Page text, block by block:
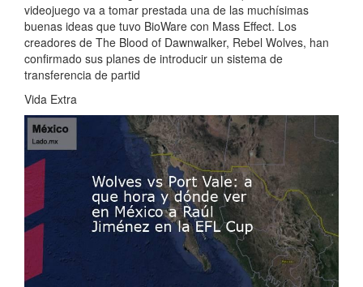
videojuego va a tomar prestada una de las muchísimas
buenas ideas que tuvo BioWare con Mass Effect. Los
creadores de The Blood of Dawnwalker, Rebel Wolves, han
confirmado sus planes de introducir un sistema de
transferencia de partid
Vida Extra